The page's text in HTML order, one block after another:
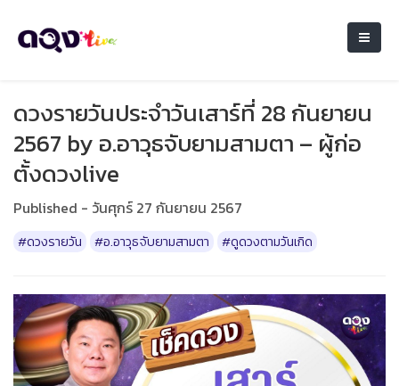
ดวงรายวันประจำวันเสาร์ที่ 28 กันยายน
2567 by อ.อาวุธจับยามสามตา – ผู้ก่อ
ตั้งดวงlive
Published - วันศุกร์ 27 กันยายน 2567
#ดวงรายวัน #อ.อาวุธจับยามสามตา #ดูดวงตามวันเกิด